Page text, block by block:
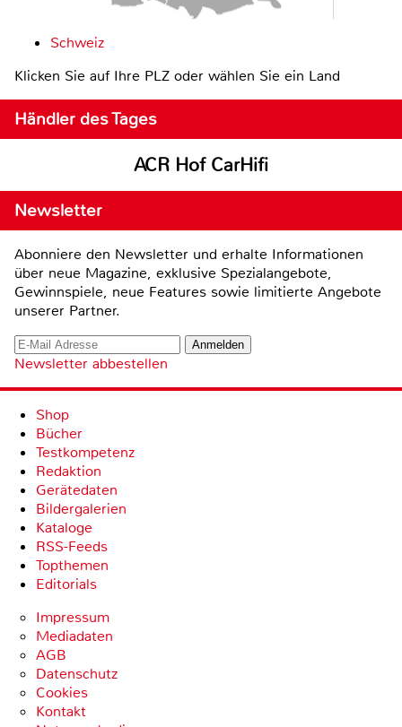
Schweiz
Klicken Sie auf Ihre PLZ oder wählen Sie ein Land
Händler des Tages
ACR Hof CarHifi
Newsletter
Abonniere den Newsletter und erhalte Informationen
über neue Magazine, exklusive Spezialangebote,
Gewinnspiele, neue Features sowie limitierte Angebote
unserer Partner.
Newsletter abbestellen
Shop
Bücher
Testkompetenz
Redaktion
Gerätedaten
Bildergalerien
Kataloge
RSS-Feeds
Topthemen
Editorials
Impressum
Mediadaten
AGB
Datenschutz
Cookies
Kontakt